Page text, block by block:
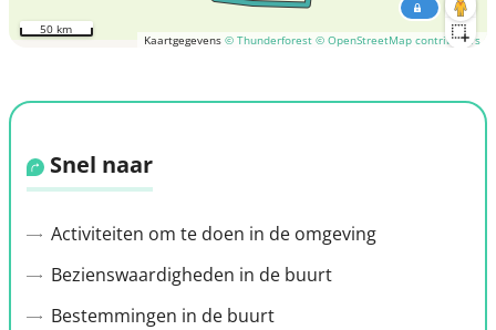
Kaartgegevens © Thunderforest © OpenStreetMap contributors
50 km
Snel naar
Activiteiten om te doen in de omgeving
Bezienswaardigheden in de buurt
Bestemmingen in de buurt